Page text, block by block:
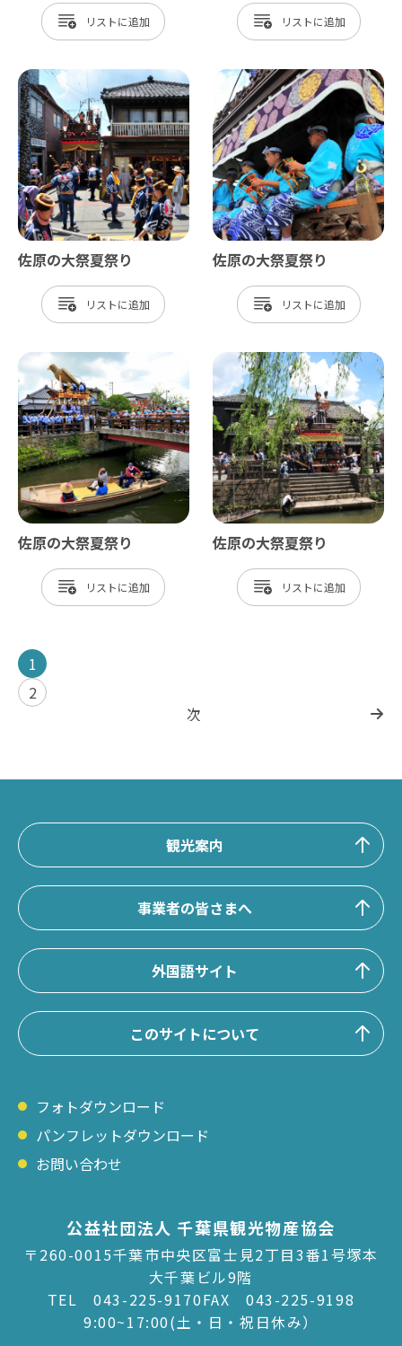
リスト リスト
佐原の大祭夏祭り
リスト
佐原の大祭夏祭り
リスト
佐原の大祭夏祭り
リスト
佐原の大祭夏祭り
リスト
1
2
次
観光案内
事業者の皆さまへ
外国語サイト
このサイトについて
フォトダウンロード
パンフレットダウンロード
お問い合わせ
公益社団法人 千葉県観光物産協会
〒260-0015千葉市中央区富士見2丁目3番1号塚本
大千葉ビル9階
TEL043-225-9170FAX 043-225-9198
9:00~17:00(土・日・祝日休み）